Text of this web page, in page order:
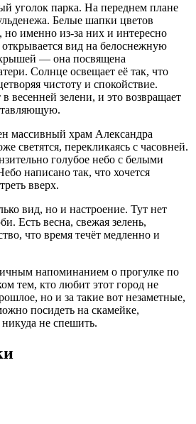
уголок парка. На переднем плане
Белые шапки цветов
но именно из-за них и интересно
вид на белоснежную
— она посвящена
Солнце освещает её так, что
чистоту и спокойствие.
весенней зелени, и это возвращает
массивный храм Александра
светятся, перекликаясь с часовней.
голубое небо с белыми
написано так, что хочется
вверх.
вид, но и настроение. Тут нет
Есть весна, свежая зелень,
что время течёт медленно и
напоминанием о прогулке по
тем, кто любит этот город не
но и за такие вот незаметные,
посидеть на скамейке,
не спешить.